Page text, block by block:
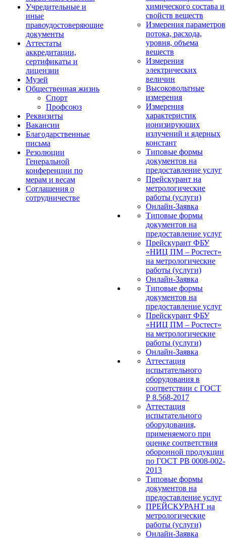
Учредительные и
иные
правоудостоверяющие
документы
Аттестаты
аккредитации,
сертификаты и
лицензии
Музей
Общественная жизнь
Спорт
Профсоюз
Реквизиты
Вакансии
Благодарственные
письма
Резолюции
Генеральной
конференции по
мерам и весам
Соглашения о
сотрудничестве
химического состава и
свойств веществ
Измерения параметров
потока, расхода,
уровня, объема
веществ
Измерения
электрических
величин
Высоковольтные
измерения
Измерения
характеристик
ионизирующих
излучений и ядерных
констант
Типовые формы
документов на
предоставление услуг
Прейскурант на
метрологические
работы (услуги)
Онлайн-Заявка
Типовые формы
документов на
предоставление услуг
Прейскурант ФБУ
«НИЦ ПМ – Ростест»
на метрологические
работы (услуги)
Онлайн-Заявка
Типовые формы
документов на
предоставление услуг
Прейскурант ФБУ
«НИЦ ПМ – Ростест»
на метрологические
работы (услуги)
Онлайн-Заявка
Аттестация
испытательного
оборудования в
соответствии с ГОСТ
Р 8.568-2017
Аттестация
испытательного
оборудования,
применяемого при
оценке соответствия
оборонной продукции
по ГОСТ РВ 0008-002-
2013
Типовые формы
документов на
предоставление услуг
ПРЕЙСКУРАНТ на
метрологические
работы (услуги)
Онлайн-Заявка